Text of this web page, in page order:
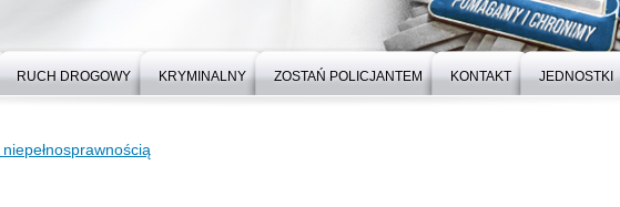
RUCH DROGOWY KRYMINALNY ZOSTAŃ POLICJANTEM KONTAKT JEDNOSTKI